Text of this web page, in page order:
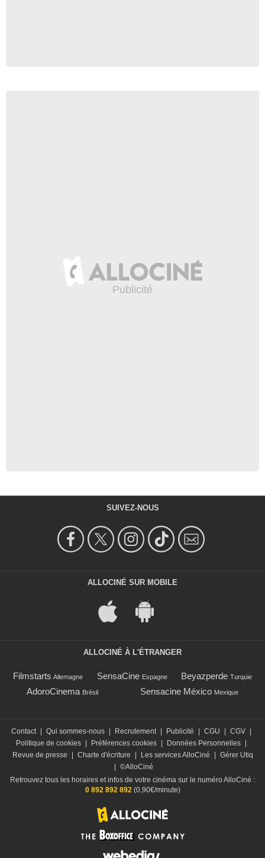
SUIVEZ-NOUS
ALLOCINÉ SUR MOBILE
ALLOCINÉ À L'ÉTRANGER
Filmstarts Allemagne SensaCine Espagne Beyazperde Turquie
AdoroCinema Brésil Sensacine México Mexique
Contact Qui sommes-nous Recrutement Publicité CGU CGV
Politique de cookies
Préférences cookies Données Personnelles
Revue de presse
Charte d'écriture Les services AlloCiné
Gérer Utiq
©AlloCiné
Retrouvez tous les horaires et infos de votre cinéma sur le numéro AlloCiné :
0 892 892 892(0,90€/minute)